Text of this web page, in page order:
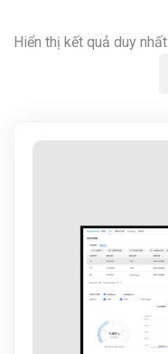
Hiển thị kết quả duy nhất